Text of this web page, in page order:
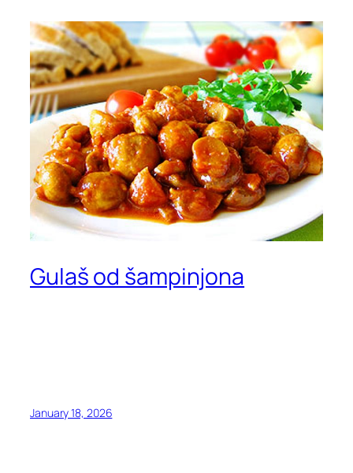
Gulaš od šampinjona
January 18, 2026